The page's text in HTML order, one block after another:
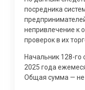
посредника
непривлечение к
проверок в их
Начальник 128-го
2025 года
Общая сумма — не